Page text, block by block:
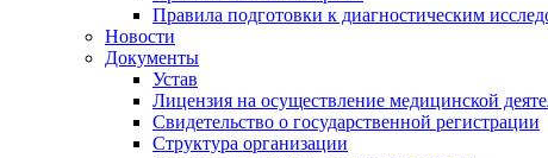
Правила подготовки к диагностическим
Новости
Документы
Устав
Лицензия на осуществление медицинской
Свидетельство о государственной регистрации
Структура организации